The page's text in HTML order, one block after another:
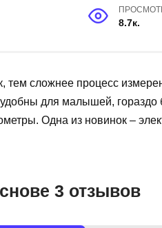
8.7к.
тем сложнее процесс
удобны для малышей,
Одна из новинок –
3 отзывов